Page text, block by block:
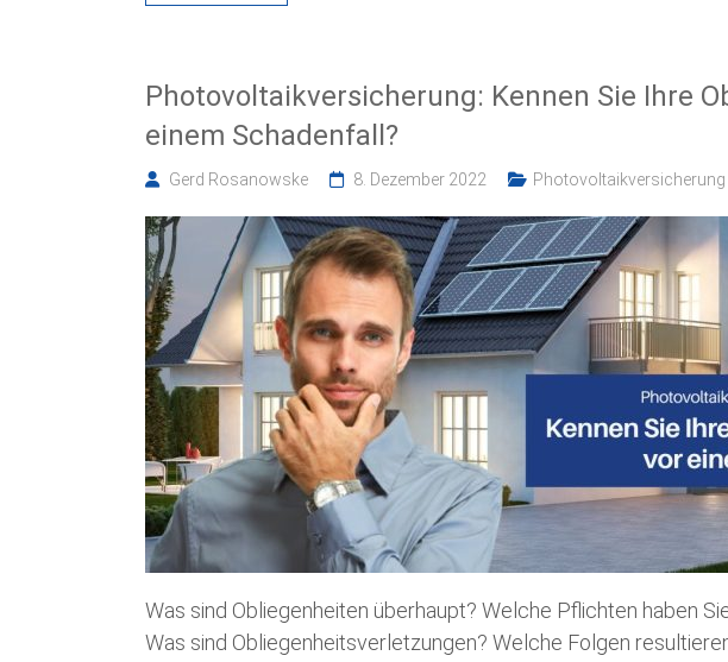
Photovoltaikversicherung: Kennen Sie Ihre
einem Schadenfall?
Gerd Rosanowske 8. Dezember 2022 Photovoltaikversicherung
Was sind Obliegenheiten überhaupt? Welche Pflichten haben
Was sind Obliegenheitsverletzungen? Welche Folgen